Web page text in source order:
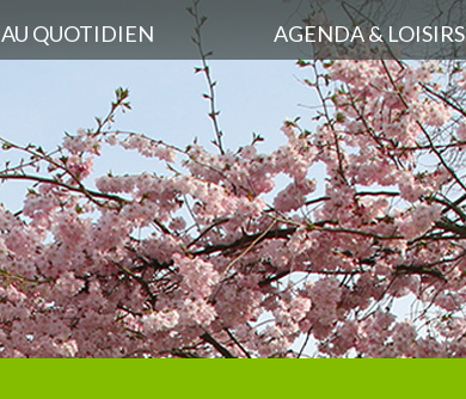
AU QUOTIDIEN AGENDA & LOISIRS